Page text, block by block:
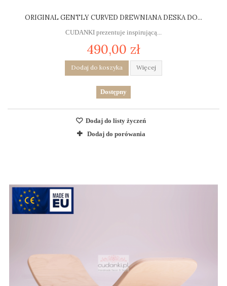
ORIGINAL GENTLY CURVED DREWNIANA DESKA DO...
CUDANKI prezentuje inspirującą...
490,00 zł
Dodaj do koszyka Więcej
Dostępny
Dodaj do listy życzeń
Dodaj do porówania